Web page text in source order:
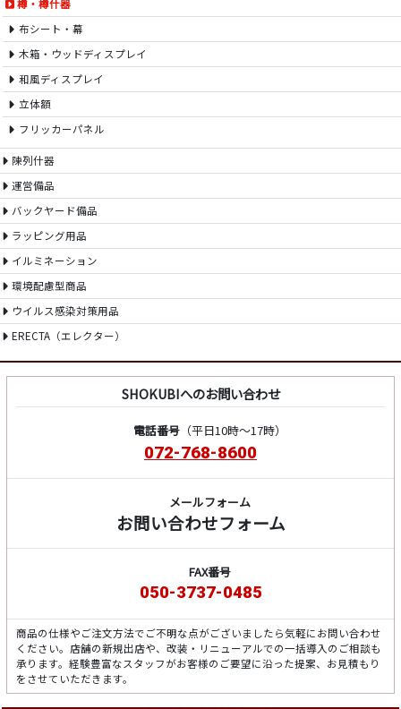
樽・樽什器
布シート・幕
木箱・ウッドディスプレイ
和風ディスプレイ
立体額
フリッカーパネル
陳列什器
運営備品
バックヤード備品
ラッピング用品
イルミネーション
環境配慮型商品
ウイルス感染対策用品
ERECTA（エレクター）
SHOKUBIへのお問い合わせ
電話番号（平日10時～17時）
072-768-8600
メールフォーム
お問い合わせフォーム
FAX番号
050-3737-0485
商品の仕様やご注文方法でご不明な点がございましたら気軽にお問い合わせ
ください。店舗の新規出店や、改装・リニューアルでの一括導入のご相談も
承ります。経験豊富なスタッフがお客様のご要望に沿った提案、お見積もり
をさせていただきます。